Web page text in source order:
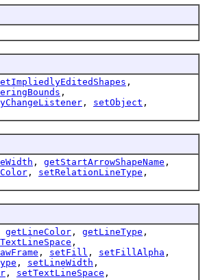
,
,
, setObject ,
, getStartArrowShapeName ,
, setRelationLineType ,
getLineColor , getLineType ,
,
, setFill , setFillAlpha ,
, setLineWidth ,
, setTextLineSpace ,